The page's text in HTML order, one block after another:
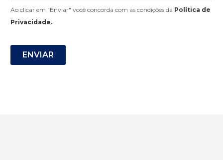
Ao clicar em "Enviar" você concorda com as condições da Política de
Privacidade.
ENVIAR